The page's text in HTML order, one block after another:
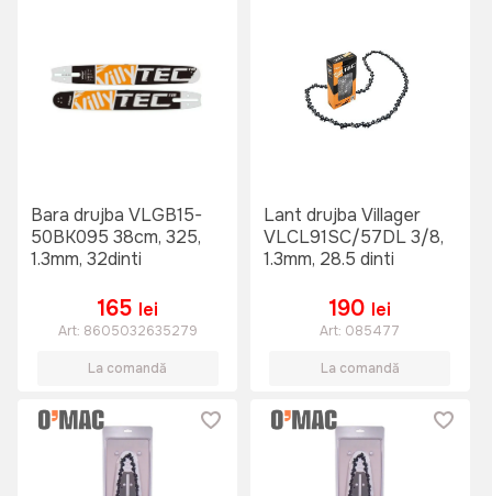
Bara drujba VLGB15-
50BK095 38cm, 325,
1.3mm, 32dinti
165 lei
Art: 8605032635279
La comandă
Lant drujba Villager
VLCL91SC/57DL 3/8,
1.3mm, 28.5 dinti
190 lei
Art: 085477
La comandă